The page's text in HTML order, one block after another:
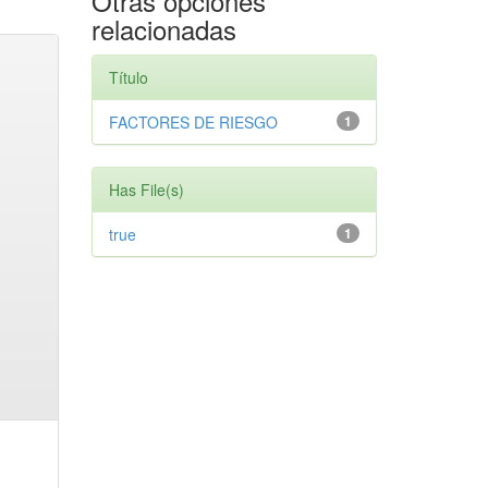
relacionadas
Título
1
FACTORES DE RIESGO
Has File(s)
1
true